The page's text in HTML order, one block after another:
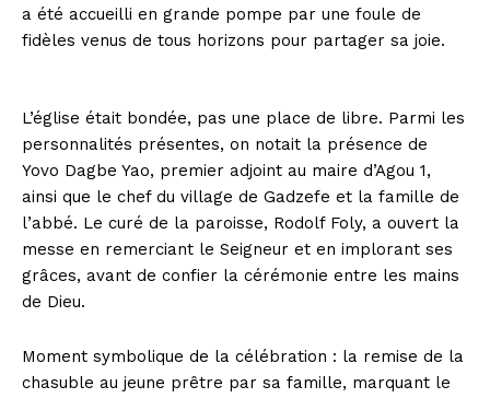
a été accueilli en grande pompe par une foule de
fidèles venus de tous horizons pour partager sa joie.
L’église était bondée, pas une place de libre. Parmi les
personnalités présentes, on notait la présence de
Yovo Dagbe Yao, premier adjoint au maire d’Agou 1,
ainsi que le chef du village de Gadzefe et la famille de
l’abbé. Le curé de la paroisse, Rodolf Foly, a ouvert la
messe en remerciant le Seigneur et en implorant ses
grâces, avant de confier la cérémonie entre les mains
de Dieu.
Moment symbolique de la célébration : la remise de la
chasuble au jeune prêtre par sa famille, marquant le